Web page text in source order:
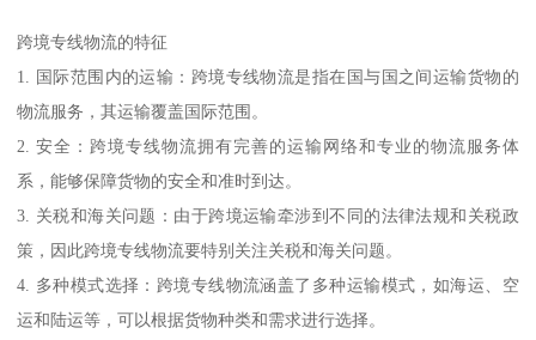
跨境专线物流的特征
1. 国际范围内的运输：跨境专线物流是指在国与国之间运输货物的
物流服务，其运输覆盖国际范围。
2. 安全：跨境专线物流拥有完善的运输网络和专业的物流服务体
系，能够保障货物的安全和准时到达。
3. 关税和海关问题：由于跨境运输牵涉到不同的法律法规和关税政
策，因此跨境专线物流要特别关注关税和海关问题。
4. 多种模式选择：跨境专线物流涵盖了多种运输模式，如海运、空
运和陆运等，可以根据货物种类和需求进行选择。